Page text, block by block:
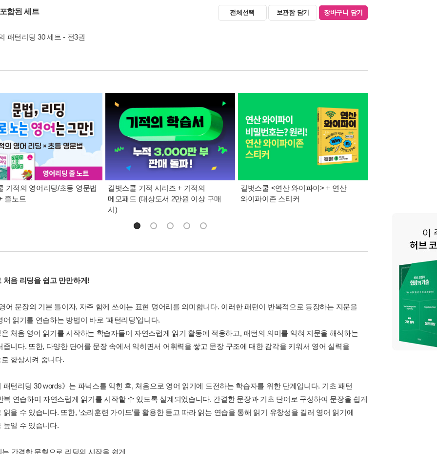
함된 세트 전체선택 보관함 담기 장바구니 담기
패턴리딩 30 세트 - 전3권
기적의 영어리딩/초등 영문법
줄노트
길벗스쿨 기적 시리즈 + 기적의
메모패드 (대상도서 2만원 이상 구매
시)
길벗스쿨 <연산 와이파이> + 연산
와이파이존 스티커
처음 리딩을 쉽고 만만하게!
영어 문장의 기본 틀이자, 자주 함께 쓰이는 표현 덩어리를 의미합니다. 이러한 패턴이 반복적으로 등장하는 지문을
어 읽기를 연습하는 방법이 바로 ‘패턴리딩’입니다.
처음 영어 읽기를 시작하는 학습자들이 자연스럽게 읽기 활동에 적응하고, 패턴의 의미를 익혀 지문을 해석하는
줍니다. 또한, 다양한 단어를 문장 속에서 익히면서 어휘력을 쌓고 문장 구조에 대한 감각을 키워서 영어 실력을
향상시켜 줍니다.
패턴리딩 30 words》는 파닉스를 익힌 후, 처음으로 영어 읽기에 도전하는 학습자를 위한 단계입니다. 기초 패턴
복 연습하며 자연스럽게 읽기를 시작할 수 있도록 설계되었습니다. 간결한 문장과 기초 단어로 구성하여 문장을 쉽게
읽을 수 있습니다. 또한, ‘소리훈련 가이드’를 활용한 듣고 따라 읽는 연습을 통해 읽기 유창성을 길러 영어 읽기에
높일 수 있습니다.
는 간결한 문형으로 리딩의 시작을 쉽게